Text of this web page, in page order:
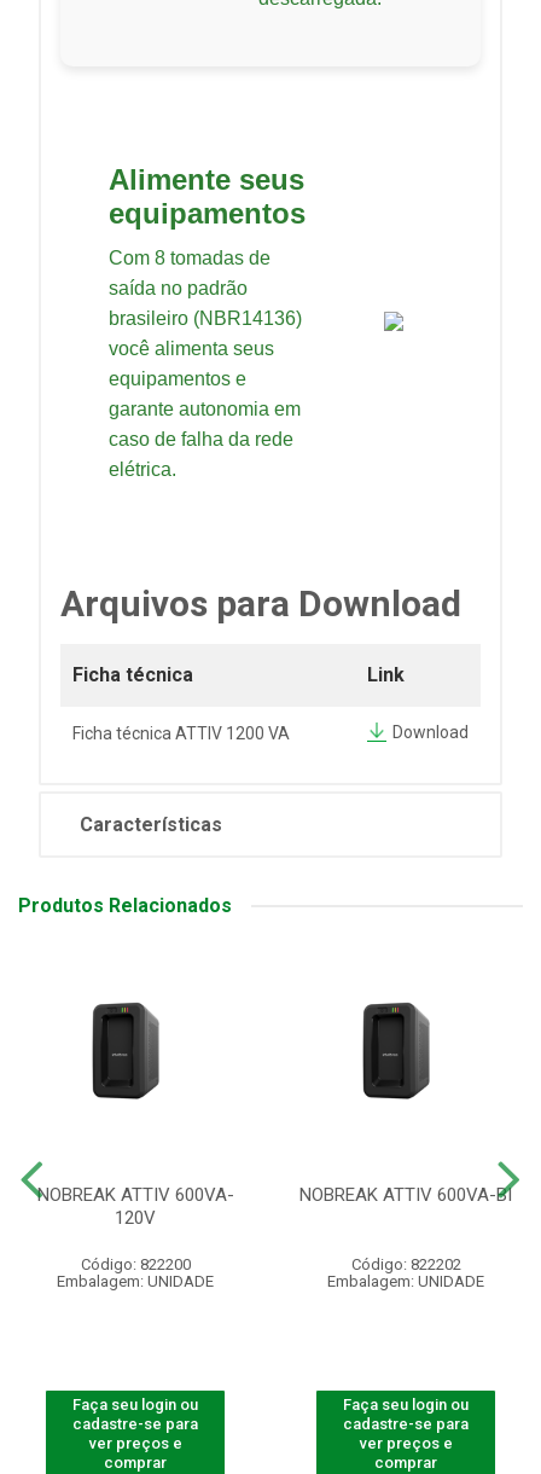
Alimente seus
equipamentos
Com 8 tomadas de
saída no padrão
brasileiro (NBR14136)
você alimenta seus
equipamentos e
garante autonomia em
caso de falha da rede
elétrica.
Arquivos para Download
Ficha técnica Link
Ficha técnica ATTIV 1200 VA Download
Características
Produtos Relacionados
NOBREAK ATTIV 600VA-
120V
Código: 822200
Embalagem: UNIDADE
Faça seu login ou
cadastre-se para
ver preços e
comprar
NOBREAK ATTIV 600VA-BI
Código: 822202
Embalagem: UNIDADE
Faça seu login ou
cadastre-se para
ver preços e
comprar